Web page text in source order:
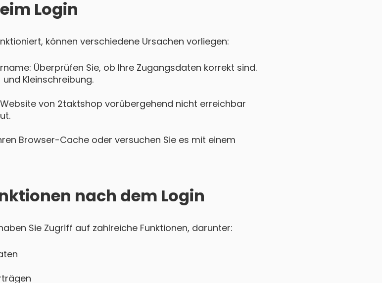
Login
können verschiedene Ursachen vorliegen:
Überprüfen Sie, ob Ihre Zugangsdaten korrekt sind.
Kleinschreibung.
von 2taktshop vorübergehend nicht erreichbar
Browser-Cache oder versuchen Sie es mit einem
nach dem Login
Sie Zugriff auf zahlreiche Funktionen, darunter: